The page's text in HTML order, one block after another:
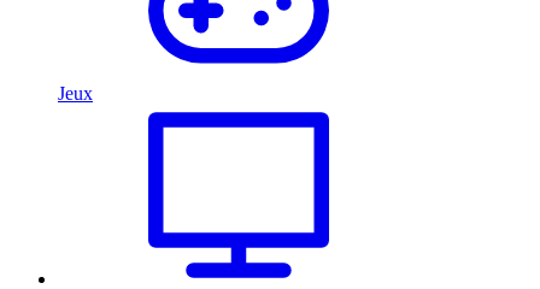
Jeux